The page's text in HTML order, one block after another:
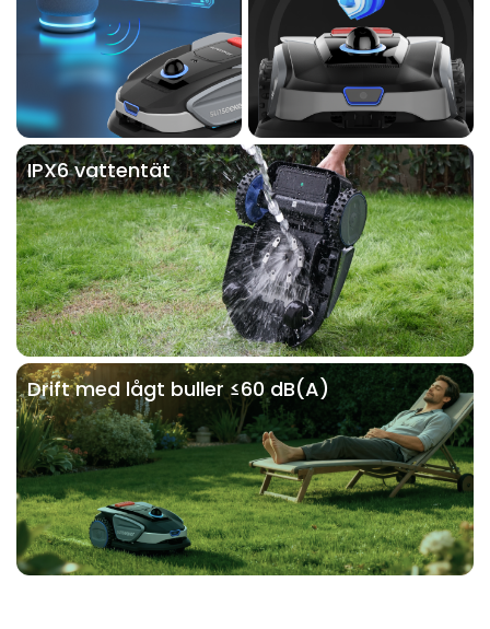
IPX6 vattentät
Drift med lågt buller ≤60 dB(A)